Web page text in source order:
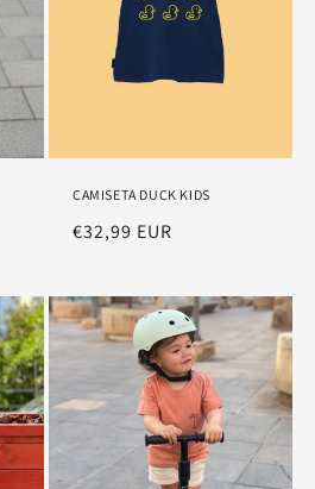
CAMISETA DUCK KIDS
Precio
€32,99 EUR